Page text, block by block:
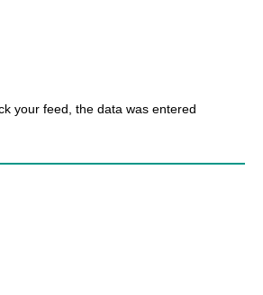
your feed, the data was entered